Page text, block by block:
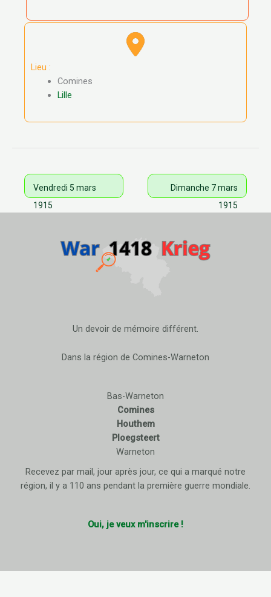
Lieu :
Comines
Lille
Vendredi 5 mars
1915
Dimanche 7 mars
1915
Un devoir de mémoire différent.
Dans la région de Comines-Warneton
Bas-Warneton
Comines
Houthem
Ploegsteert
Warneton
Recevez par mail, jour après jour, ce qui a marqué notre
région, il y a 110 ans pendant la première guerre mondiale.
Oui, je veux m'inscrire !